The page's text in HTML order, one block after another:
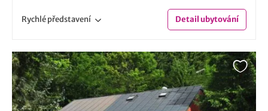
Rychlépředstavení Detailubytování